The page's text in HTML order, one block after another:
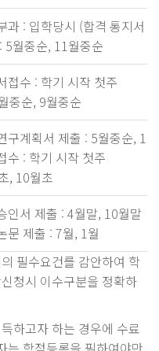
과 : 입학당시 (합격 통지서
5월중순, 11월중순
접수 : 학기 시작 첫주
중순, 9월중순
구계획서 제출 : 5월중순, 10
수 : 학기 시작 첫주
, 10월초
인서 제출 : 4월말, 10월말
문 제출 : 7월, 1월
필수요건를 감안하여 학
청시 이수구분을 정확하
하고자 하는 경우에 수료